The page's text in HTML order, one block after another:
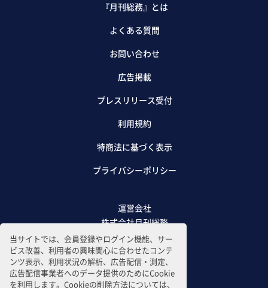
当サイトでは、会員登録やログイン機能、サー
ビス改善、利用者の興味関心に合わせたコンテ
ンツ表示、利用状況の解析、広告配信・測定、
広告配信事業者へのデータ提供のためにCookie
を利用します。Cookieの削除方法については、
『月刊総務』とは
よくある質問
お問い合わせ
広告掲載
プレスリリース受付
利用規約
特商法に基づく表示
プライバシーポリシー
運営会社
株式会社月刊総務